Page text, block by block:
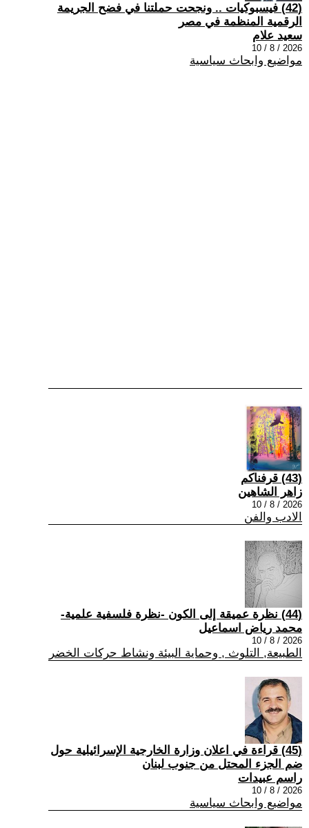
(42) فيسبوكيات .. ونجحت حملتنا في فضح الجريمة
الرقمية المنظمة في مصر
سعيد علام
2026 / 8 / 10
مواضيع وابحاث سياسية
(43) قرفناكم
زاهر الشاهين
2026 / 8 / 10
الادب والفن
(44) نظرة عميقة إلى الكون -نظرة فلسفية علمية-
محمد رياض اسماعيل
2026 / 8 / 10
الطبيعة, التلوث , وحماية البيئة ونشاط حركات الخضر
(45) قراءة في اعلان وزارة الخارجية الإسرائيلية حول
ضم الجزء المحتل من جنوب لبنان
راسم عبيدات
2026 / 8 / 10
مواضيع وابحاث سياسية